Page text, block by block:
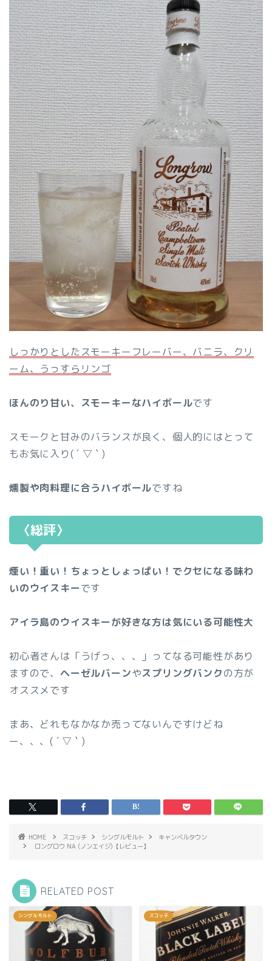
しっかりとしたスモーキーフレーバー、バニラ、クリ
ーム、うっすらリンゴ
ほんのり甘い、スモーキーなハイボールです
スモークと甘みのバランスが良く、個人的にはとって
もお気に入り( ´ ▽ ` )
燻製や肉料理に合うハイボールですね
〈総評〉
煙い！重い！ちょっとしょっぱい！でクセになる味わ
いのウイスキーです
アイラ島のウイスキーが好きな方は気にいる可能性大
初心者さんは「うげっ、、、」ってなる可能性があり
ますので、 ヘーゼルバーンやスプリングバンクの方が
オススメです
まあ、どれもなかなか売ってないんですけどね
ー、、、( ´ ▽ ` )
HOME スコッチ シングルモルト
キャンベルタウン
ロングロウ NA (ノンエイジ)【レビュー】
RELATED POST
シングルモルト スコッチ